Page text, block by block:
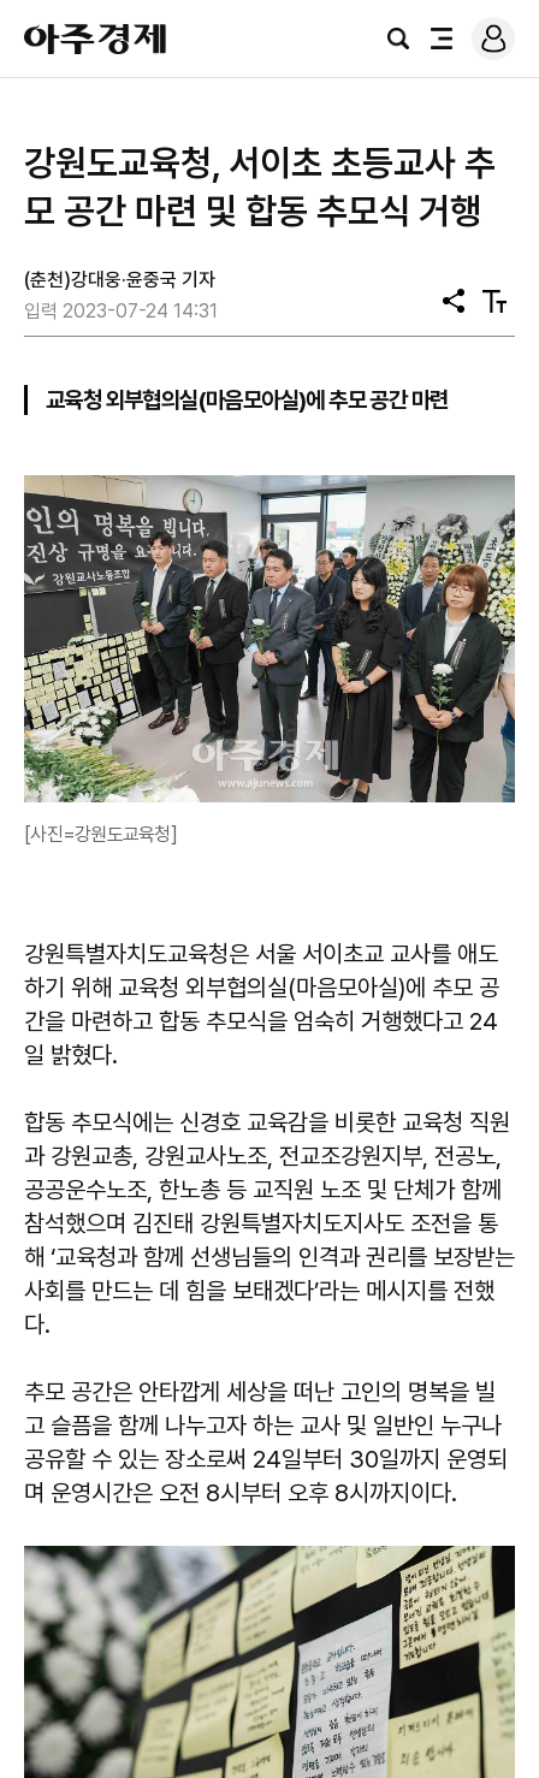
아
주
경
검
전
로
그
강원도교육청, 서이초 초등교사 추
모 공간 마련 및 합동 추모식 거행
(춘천)강대웅·윤중국 기자
입력 2023-07-24 14:31
공
유
텍
스
교육청 외부협의실(마음모아실)에 추모 공간 마련
[사진=강원도교육청]
강원특별자치도교육청은 서울 서이초교 교사를 애도
하기 위해 교육청 외부협의실(마음모아실)에 추모 공
간을 마련하고 합동 추모식을 엄숙히 거행했다고 24
일 밝혔다.
합동 추모식에는 신경호 교육감을 비롯한 교육청 직원
과 강원교총, 강원교사노조, 전교조강원지부, 전공노,
공공운수노조, 한노총 등 교직원 노조 및 단체가 함께
참석했으며 김진태 강원특별자치도지사도 조전을 통
해 ‘교육청과 함께 선생님들의 인격과 권리를 보장받는
사회를 만드는 데 힘을 보태겠다’라는 메시지를 전했
다.
추모 공간은 안타깝게 세상을 떠난 고인의 명복을 빌
고 슬픔을 함께 나누고자 하는 교사 및 일반인 누구나
공유할 수 있는 장소로써 24일부터 30일까지 운영되
며 운영시간은 오전 8시부터 오후 8시까지이다.